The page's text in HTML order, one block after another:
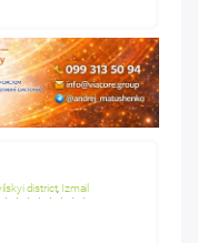
district, Izmail